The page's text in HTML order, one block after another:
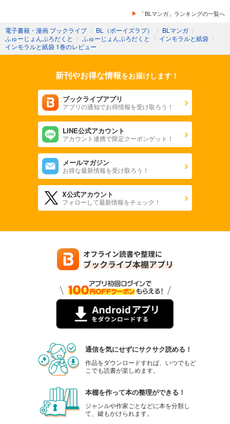
「BLマンガ」ランキングの一覧へ
電子書籍・漫画 ブックライブ 〉 BL（ボーイズラブ） 〉 BLマンガ 〉
ふゅーじょんぷろだくと 〉 ふゅーじょんぷろだくと 〉 インモラルと紙袋 〉
インモラルと紙袋 1巻のレビュー
新刊やお得な情報をお届けします！
ブックライブアプリ
アプリの通知でお得情報を受け取ろう！
LINE公式アカウント
アカウント連携で限定クーポンゲット！
メールマガジン
お得な最新情報を受け取ろう！
X公式アカウント
フォローして最新情報をチェック！
通信を気にせずにサクサク読める！
作品をダウンロードすれば、いつでもど
こでも読書が楽しめます。
本棚を作って本の整理ができる！
ジャンルや作家ごとなどに本を分類し
て、鍵もかけられます。